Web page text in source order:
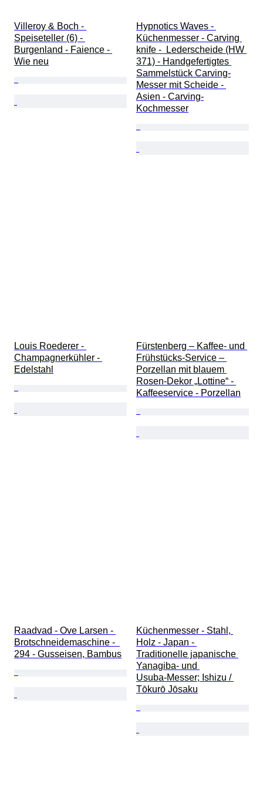
Villeroy & Boch -
Speiseteller (6) -
Burgenland - Faience -
Wie neu
Hypnotics Waves -
Küchenmesser - Carving
knife -  Lederscheide (HW
371) - Handgefertigtes
Sammelstück Carving-
Messer mit Scheide -
Asien - Carving-
Kochmesser
Louis Roederer -
Champagnerkühler -
Edelstahl
Fürstenberg – Kaffee- und
Frühstücks-Service –
Porzellan mit blauem
Rosen-Dekor „Lottine“ -
Kaffeeservice - Porzellan
Raadvad - Ove Larsen -
Brotschneidemaschine -
294 - Gusseisen, Bambus
Küchenmesser - Stahl,
Holz - Japan -
Traditionelle japanische
Yanagiba- und
Usuba‑Messer; Ishizu /
Tōkurō Jōsaku